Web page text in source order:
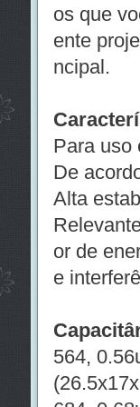
os que
ente
ncipal.
Para uso
De
Alta
or de
e
564,